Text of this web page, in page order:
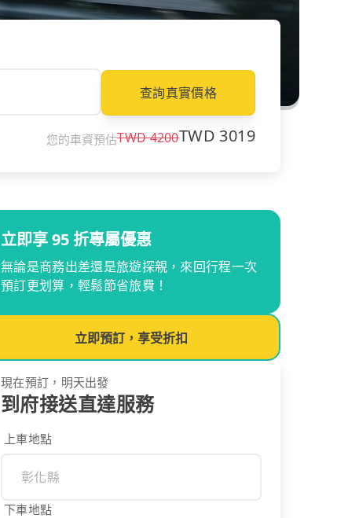
查詢真實價格
您的車資預估TWD4200TWD 3019
立即享 95 折專屬優惠
無論是商務出差還是旅遊探親，來回行程一次
預訂更划算，輕鬆節省旅費！
立即預訂，享受折扣
現在預訂，明天出發
到府接送直達服務
上車地點
下車地點